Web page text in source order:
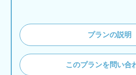
プランの説明
このプランを問い合